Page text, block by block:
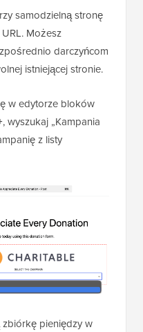
samodzielną stronę
Możesz
darczyńcom
istniejącej stronie.
w edytorze bloków
, wyszukaj „Kampania
z listy
zbiórkę pieniędzy w